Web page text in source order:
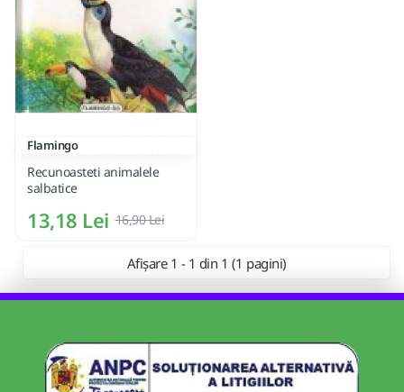
Flamingo
Recunoasteti animalele
salbatice
13,18 Lei 16,90 Lei
Afișare 1 - 1 din 1 (1 pagini)